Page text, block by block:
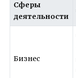
Сферы
деятельности
Бизнес